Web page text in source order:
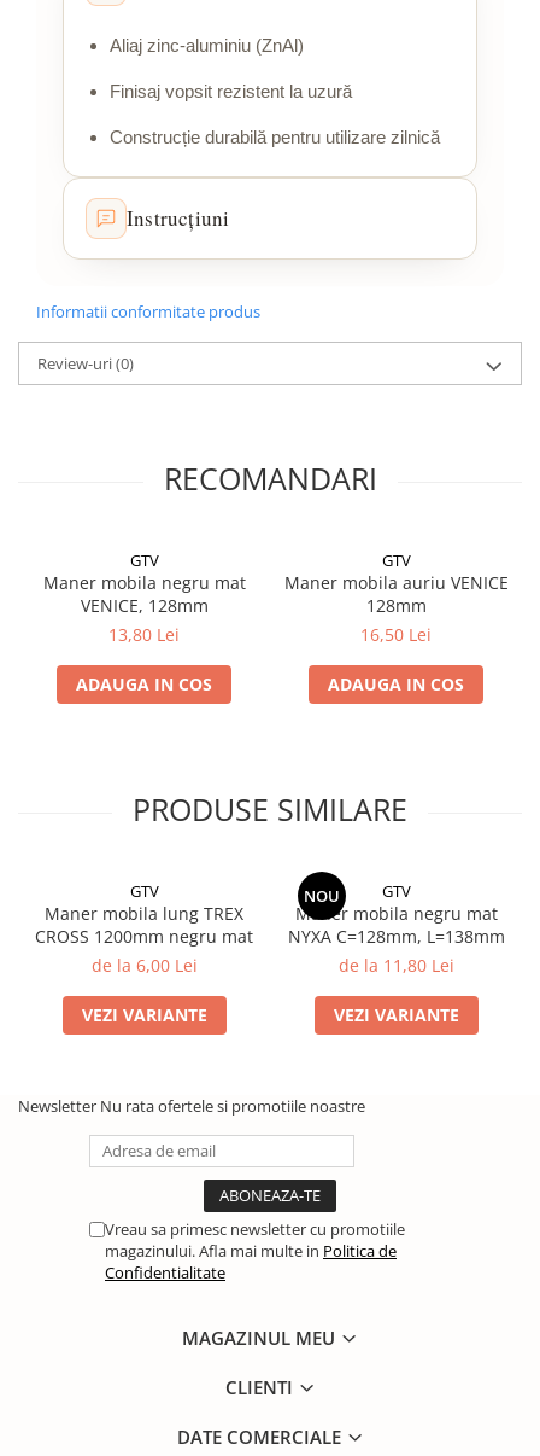
Aliaj zinc-aluminiu (ZnAl)
Finisaj vopsit rezistent la uzură
Construcție durabilă pentru utilizare zilnică
Instrucțiuni
Informatii conformitate produs
Review-uri(0)
RECOMANDARI
GTV
Maner mobila negru mat
VENICE, 128mm
13,80 Lei
ADAUGA IN COS
GTV
Maner mobila auriu VENICE
128mm
16,50 Lei
ADAUGA IN COS
PRODUSE SIMILARE
GTV
Maner mobila lung TREX
CROSS 1200mm negru mat
de la 6,00 Lei
VEZI VARIANTE
NOU GTV
Maner mobila negru mat
NYXA C=128mm, L=138mm
de la 11,80 Lei
VEZI VARIANTE
Newsletter Nu rata ofertele si promotiile noastre
Vreau sa primesc newsletter cu promotiile
magazinului. Afla mai multe in Politica de
Confidentialitate
MAGAZINUL MEU
CLIENTI
DATE COMERCIALE